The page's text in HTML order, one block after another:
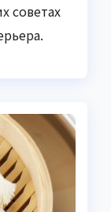
советах